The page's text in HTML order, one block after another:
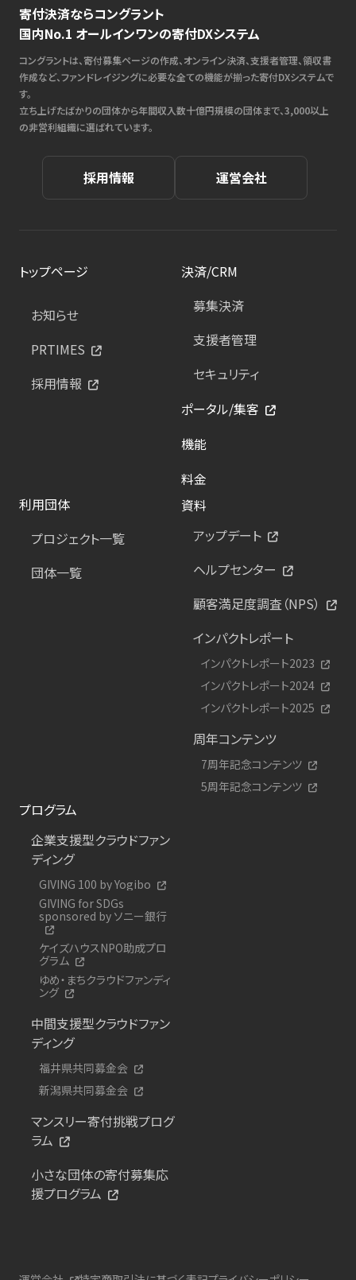
寄付決済ならコングラント
国内No.1 オールインワンの寄付DXシステム
コングラントは、寄付募集ページの作成、オンライン決済、支援者管理、領収書
作成など、ファンドレイジングに必要な全ての機能が揃った寄付DXシステムで
す。
立ち上げたばかりの団体から年間収入数十億円規模の団体まで、3,000以上
の非営利組織に選ばれています。
採用情報 運営会社
トップページ
お知らせ
PRTIMES
採用情報
決済/CRM
募集決済
支援者管理
セキュリティ
ポータル/集客
機能
料金
利用団体
プロジェクト一覧
団体一覧
資料
アップデート
ヘルプセンター
顧客満足度調査（NPS）
インパクトレポート
インパクトレポート2023
インパクトレポート2024
インパクトレポート2025
周年コンテンツ
7周年記念コンテンツ
5周年記念コンテンツ
プログラム
企業支援型クラウドファン
ディング
GIVING 100 by Yogibo
GIVING for SDGs
sponsored by ソニー銀行
ケイズハウスNPO助成プロ
グラム
ゆめ・まちクラウドファンディ
ング
中間支援型クラウドファン
ディング
福井県共同募金会
新潟県共同募金会
マンスリー寄付挑戦プログ
ラム
小さな団体の寄付募集応
援プログラム